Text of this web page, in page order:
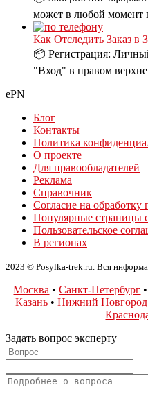
может в любой момент
Как Отследить Заказ
📦 Регистрация:
"Вход" в правом
ePN
Блог
Контакты
Политика
О проекте
Для правообладателей
Реклама
Справочник
Согласие на
Популярные страницы
Пользовательское
В регионах
2023 © Posylka-trek.ru. Вся
Москва •Санкт-Петербург
Казань •Нижний Новгород
Задать вопрос эксперту